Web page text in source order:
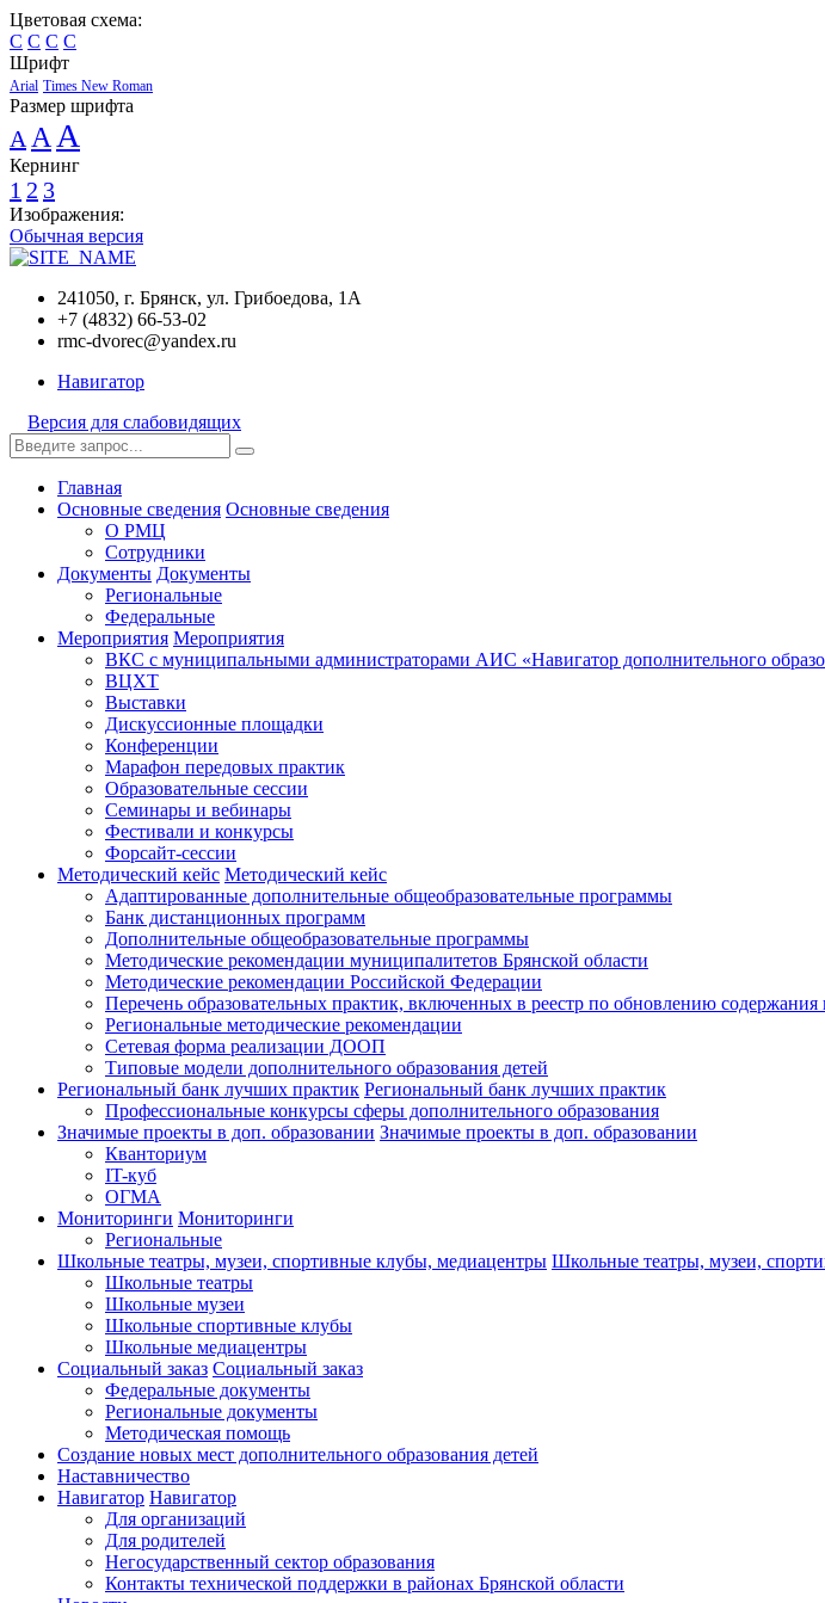
Цветовая схема:
C C C C
Шрифт
Arial Times New Roman
Размер шрифта
A A A
Кернинг
1 2 3
Изображения:
Обычная версия
241050, г. Брянск, ул. Грибоедова, 1А
+7 (4832) 66-53-02
rmc-dvorec@yandex.ru
Навигатор
Версия для слабовидящих
Главная
Основные сведения Основные сведения
О РМЦ
Сотрудники
Документы Документы
Региональные
Федеральные
Мероприятия Мероприятия
ВКС с муниципальными администраторами АИС «Навигатор дополнительного
ВЦХТ
Выставки
Дискуссионные площадки
Конференции
Марафон передовых практик
Образовательные сессии
Семинары и вебинары
Фестивали и конкурсы
Форсайт-сессии
Методический кейс Методический кейс
Адаптированные дополнительные общеобразовательные программы
Банк дистанционных программ
Дополнительные общеобразовательные программы
Методические рекомендации муниципалитетов Брянской области
Методические рекомендации Российской Федерации
Перечень образовательных практик, включенных в реестр по обновлению
Региональные методические рекомендации
Сетевая форма реализации ДООП
Типовые модели дополнительного образования детей
Региональный банк лучших практик Региональный банк лучших практик
Профессиональные конкурсы сферы дополнительного образования
Значимые проекты в доп. образовании Значимые проекты в доп. образовании
Кванториум
IT-куб
ОГМА
Мониторинги Мониторинги
Региональные
Школьные театры, музеи, спортивные клубы, медиацентры Школьные театры, музеи,
Школьные театры
Школьные музеи
Школьные спортивные клубы
Школьные медиацентры
Социальный заказ Социальный заказ
Федеральные документы
Региональные документы
Методическая помощь
Создание новых мест дополнительного образования детей
Наставничество
Навигатор Навигатор
Для организаций
Для родителей
Негосударственный сектор образования
Контакты технической поддержки в районах Брянской области